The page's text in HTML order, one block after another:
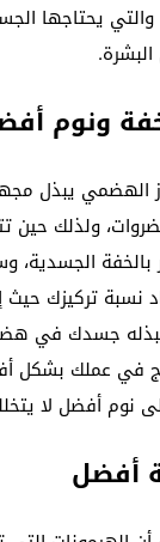
والتي يحتاجها
الهضمي يبذل
ولذلك حين
الجسدية،
نسبة تركيزك
جسدك في
في عملك بشكل
نوم أفضل لا